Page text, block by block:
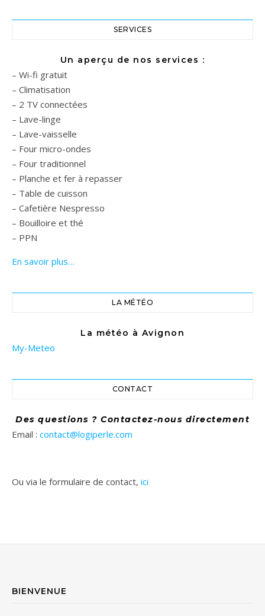
SERVICES
Un aperçu de nos services :
– Wi-fi gratuit
– Climatisation
– 2 TV connectées
– Lave-linge
– Lave-vaisselle
– Four micro-ondes
– Four traditionnel
– Planche et fer à repasser
– Table de cuisson
– Cafetière Nespresso
– Bouilloire et thé
– PPN
En savoir plus…
LA MÉTÉO
La météo à Avignon
My-Meteo
CONTACT
Des questions ? Contactez-nous directement
Email : contact@logiperle.com
Ou via le formulaire de contact, ici
BIENVENUE